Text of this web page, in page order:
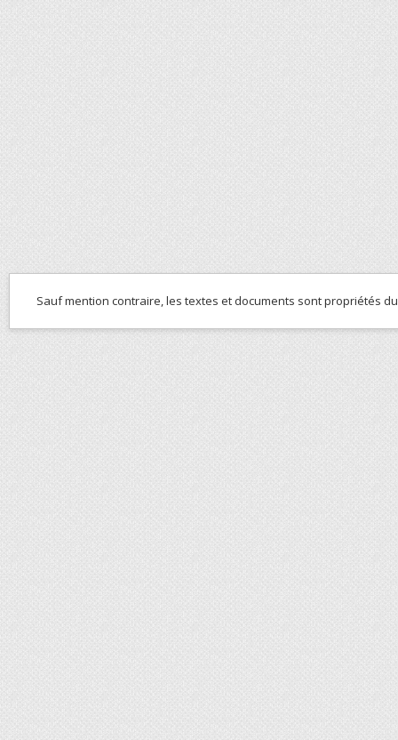
Sauf mention contraire, les textes et documents sont propriétés